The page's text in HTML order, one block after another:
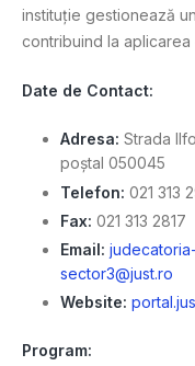
instituție gestionează
contribuind la
Date de Contact:
Adresa: Strada
poștal 050045
Telefon: 021 313
Fax: 021 313 2817
Email:
sector3@just.ro
Website:
Program: